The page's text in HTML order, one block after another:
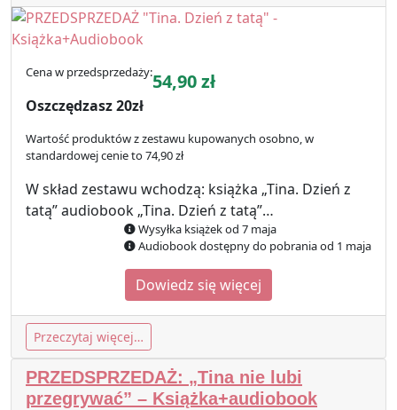
Cena w przedsprzedaży:54,90zł
Oszczędzasz 20zł
Wartość produktów z zestawu kupowanych osobno, w
standardowej cenie to 74,90 zł
W skład zestawu wchodzą: książka „Tina. Dzień z
tatą” audiobook „Tina. Dzień z tatą”…
Wysyłka książek od 7 maja
Audiobook dostępny do pobrania od 1 maja
Dowiedz się więcej
Przeczytaj więcej…
PRZEDSPRZEDAŻ: „Tina nie lubi
przegrywać” – Książka+audiobook